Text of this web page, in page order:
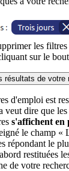
les
sur le
résultats de votre
d'emploi est
veut dire que
s'affichent en
le champ «
répondant le
restituées
de votre